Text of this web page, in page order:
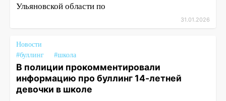
Ульяновской области по
31.01.2026
Новости
#буллинг
#школа
В полиции прокомментировали
информацию про буллинг 14-летней
девочки в школе